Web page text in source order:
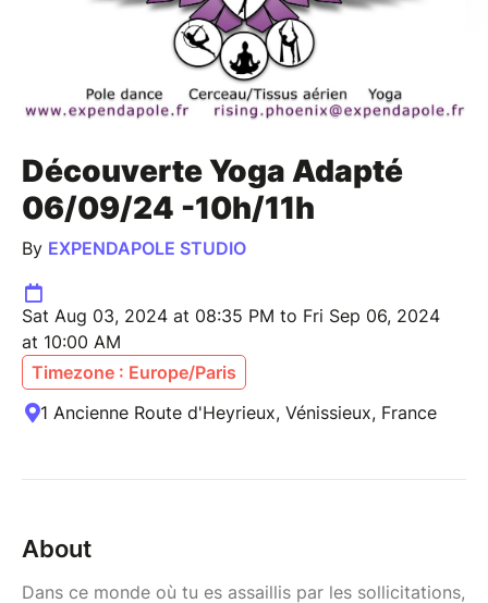
Découverte Yoga Adapté
06/09/24 -10h/11h
By EXPENDAPOLE STUDIO
Sat Aug 03, 2024 at 08:35 PM to Fri Sep 06, 2024
at 10:00 AM
Timezone : Europe/Paris
1 Ancienne Route d'Heyrieux, Vénissieux, France
About
Dans ce monde où tu es assaillis par les sollicitations,